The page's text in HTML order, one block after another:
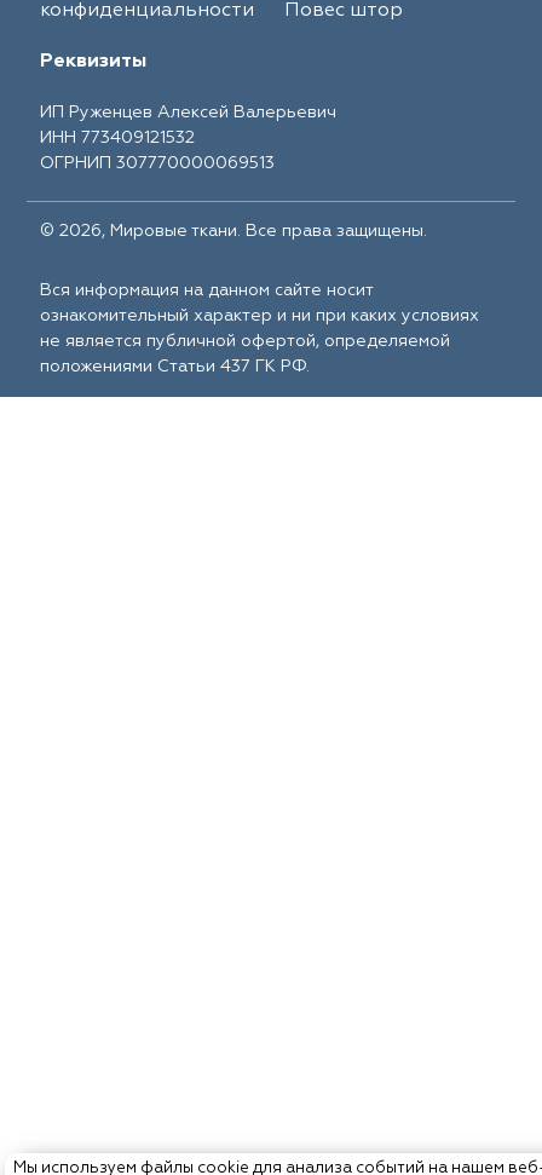
Мы используем файлы cookie для анализа событий на нашем
конфиденциальности
Повес штор
Реквизиты
ИП Руженцев Алексей Валерьевич
ИНН 773409121532
ОГРНИП 307770000069513
© 2026, Мировые ткани. Все права защищены.
Вся информация на данном сайте носит
ознакомительный характер и ни при каких условиях
не является публичной офертой, определяемой
положениями Статьи 437 ГК РФ.